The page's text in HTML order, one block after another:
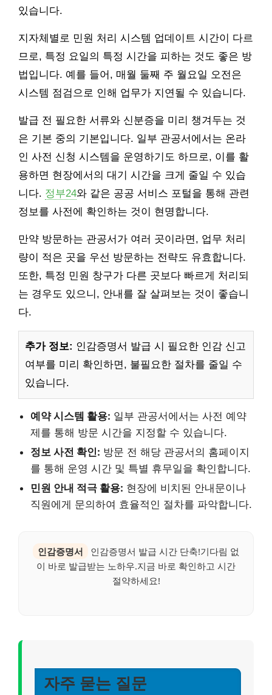
있습니다.
지자체별로 민원 처리 시스템 업데이트 시간이 다르
므로, 특정 요일의 특정 시간을 피하는 것도 좋은 방
법입니다. 예를 들어, 매월 둘째 주 월요일 오전은
시스템 점검으로 인해 업무가 지연될 수 있습니다.
발급 전 필요한 서류와 신분증을 미리 챙겨두는 것
은 기본 중의 기본입니다. 일부 관공서에서는 온라
인 사전 신청 시스템을 운영하기도 하므로, 이를 활
용하면 현장에서의 대기 시간을 크게 줄일 수 있습
니다. 정부24와 같은 공공 서비스 포털을 통해 관련
정보를 사전에 확인하는 것이 현명합니다.
만약 방문하는 관공서가 여러 곳이라면, 업무 처리
량이 적은 곳을 우선 방문하는 전략도 유효합니다.
또한, 특정 민원 창구가 다른 곳보다 빠르게 처리되
는 경우도 있으니, 안내를 잘 살펴보는 것이 좋습니
다.
추가 정보: 인감증명서 발급 시 필요한 인감 신고
여부를 미리 확인하면, 불필요한 절차를 줄일 수
있습니다.
예약 시스템 활용: 일부 관공서에서는 사전 예약
제를 통해 방문 시간을 지정할 수 있습니다.
정보 사전 확인: 방문 전 해당 관공서의 홈페이지
를 통해 운영 시간 및 특별 휴무일을 확인합니다.
민원 안내 적극 활용: 현장에 비치된 안내문이나
직원에게 문의하여 효율적인 절차를 파악합니다.
인감증명서
인감증명서 발급 시간 단축!기다림 없
이 바로 발급받는 노하우.지금 바로 확인하고 시간
절약하세요!
자주 묻는 질문